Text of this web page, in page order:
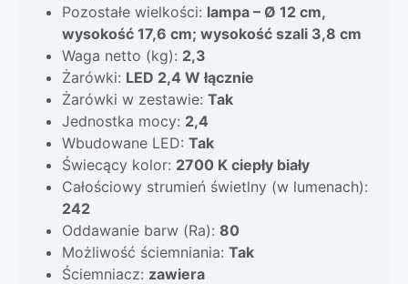
Pozostałe wielkości: lampa – Ø 12 cm,
wysokość 17,6 cm; wysokość szali 3,8 cm
Waga netto (kg): 2,3
Żarówki: LED 2,4 W łącznie
Żarówki w zestawie: Tak
Jednostka mocy: 2,4
Wbudowane LED: Tak
Świecący kolor: 2700 K ciepły biały
Całościowy strumień świetlny (w lumenach):
242
Oddawanie barw (Ra): 80
Możliwość ściemniania: Tak
Ściemniacz: zawiera